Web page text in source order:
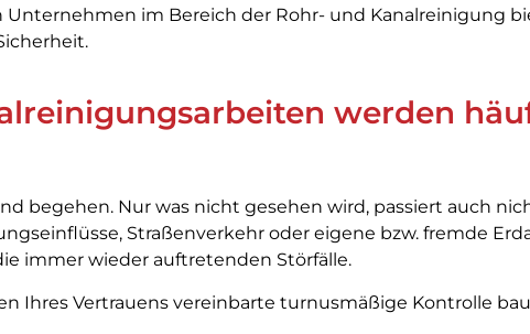
Unternehmen im Bereich der Rohr- und Kanalreinigung
werden
begehen. Nur was nicht gesehen wird, passiert auch
Straßenverkehr oder eigene bzw. fremde
immer wieder auftretenden Störfälle.
Ihres Vertrauens vereinbarte turnusmäßige Kontrolle